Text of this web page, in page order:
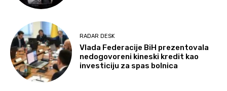
RADAR DESK
Vlada Federacije BiH prezentovala
nedogovoreni kineski kredit kao
investiciju za spas bolnica